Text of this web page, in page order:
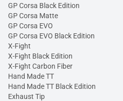
GP Corsa Black Edition
GP Corsa Matte
GP Corsa EVO
GP Corsa EVO Black Edition
X-Fight
X-Fight Black Edition
X-Fight Carbon Fiber
Hand Made TT
Hand Made TT Black Edition
Exhaust Tip